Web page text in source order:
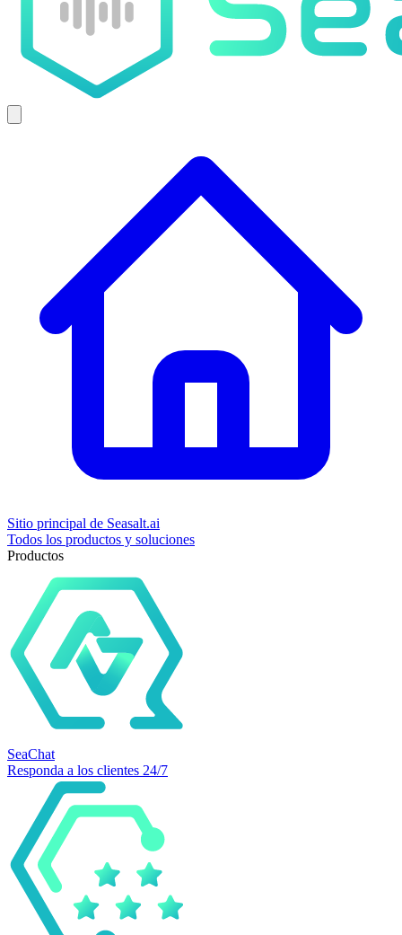
Sitio principal de Seasalt.ai
Todos los productos y soluciones
Productos
SeaChat
Responda a los clientes 24/7